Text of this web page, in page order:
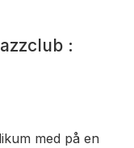
:
med på en